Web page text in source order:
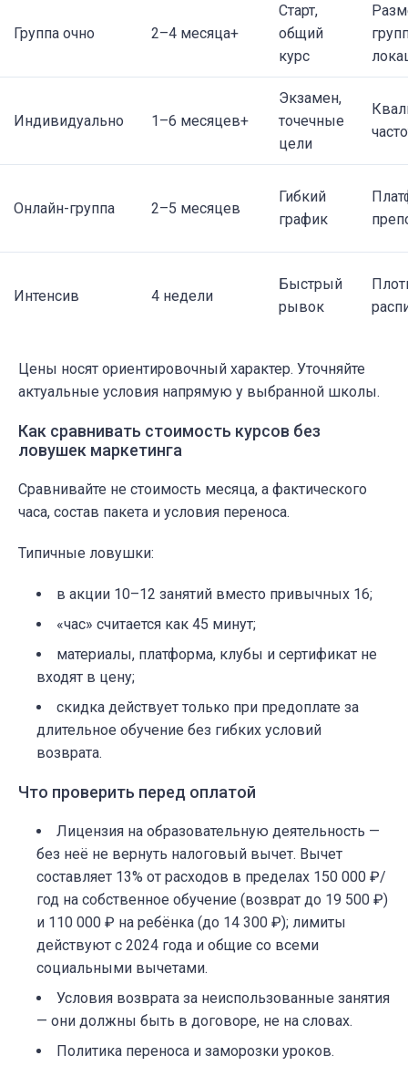
Группа очно 2–4 месяца+
Старт,
общий
курс
Индивидуально 1–6 месяцев+
Экзамен,
точечные
цели
Онлайн-группа 2–5 месяцев
Гибкий
график
Интенсив 4 недели
Быстрый
рывок
Цены носят ориентировочный характер. Уточняйте
актуальные условия напрямую у выбранной школы.
Как сравнивать стоимость курсов без
ловушек маркетинга
Сравнивайте не стоимость месяца, а фактического
часа, состав пакета и условия переноса.
Типичные ловушки:
в акции 10–12 занятий вместо привычных 16;
«час» считается как 45 минут;
материалы, платформа, клубы и сертификат не
входят в цену;
скидка действует только при предоплате за
длительное обучение без гибких условий
возврата.
Что проверить перед оплатой
Лицензия на образовательную деятельность —
без неё не вернуть налоговый вычет. Вычет
составляет 13% от расходов в пределах 150 000 ₽/
год на собственное обучение (возврат до 19 500 ₽)
и 110 000 ₽ на ребёнка (до 14 300 ₽); лимиты
действуют с 2024 года и общие со всеми
социальными вычетами.
Условия возврата за неиспользованные занятия
— они должны быть в договоре, не на словах.
Политика переноса и заморозки уроков.